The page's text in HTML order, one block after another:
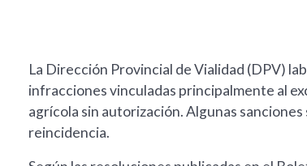
La Dirección Provincial de Vialidad (DPV)
infracciones vinculadas principalmente al
agrícola sin autorización. Algunas
reincidencia.